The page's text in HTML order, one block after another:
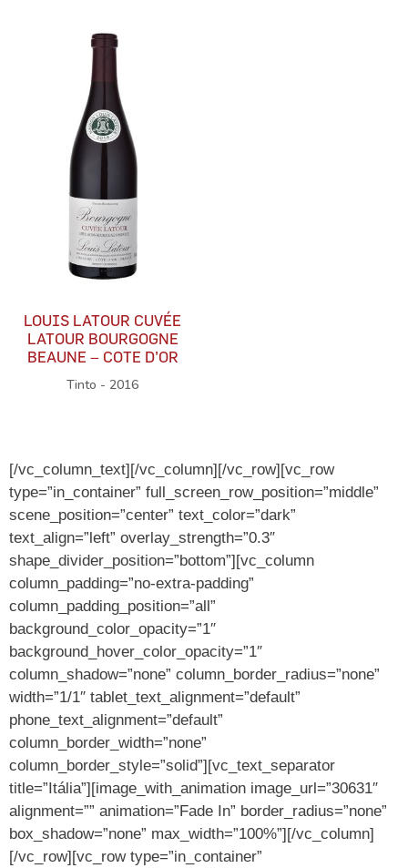
LOUIS LATOUR CUVÉE
LATOUR BOURGOGNE
BEAUNE – COTE D’OR
Tinto - 2016
[/vc_column_text][/vc_column][/vc_row][vc_row
type=”in_container” full_screen_row_position=”middle”
scene_position=”center” text_color=”dark”
text_align=”left” overlay_strength=”0.3″
shape_divider_position=”bottom”][vc_column
column_padding=”no-extra-padding”
column_padding_position=”all”
background_color_opacity=”1″
background_hover_color_opacity=”1″
column_shadow=”none” column_border_radius=”none”
width=”1/1″ tablet_text_alignment=”default”
phone_text_alignment=”default”
column_border_width=”none”
column_border_style=”solid”][vc_text_separator
title=”Itália”][image_with_animation image_url=”30631″
alignment=”” animation=”Fade In” border_radius=”none”
box_shadow=”none” max_width=”100%”][/vc_column]
[/vc_row][vc_row type=”in_container”